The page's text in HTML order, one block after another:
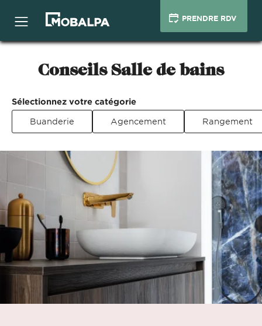
PRENDRE RDV
Conseils Salle de bains
Sélectionnez votre catégorie
Buanderie
Agencement Rangement